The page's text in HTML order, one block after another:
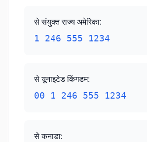
से संयुक्त राज्य अमेरिका:
1 246 555 1234
से यूनाइटेड किंगडम:
00 1 246 555 1234
से कनाडा: